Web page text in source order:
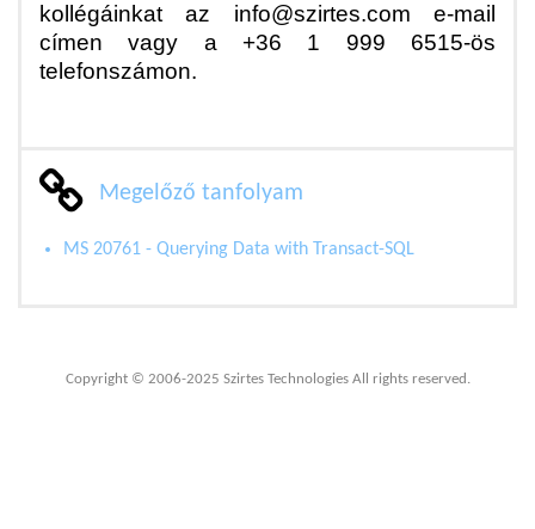
kollégáinkat az info@szirtes.com e-mail
címen vagy a +36 1 999 6515-ös
telefonszámon.
Megelőző tanfolyam
MS 20761 - Querying Data with Transact-SQL
Copyright © 2006-2025 Szirtes Technologies All rights reserved.